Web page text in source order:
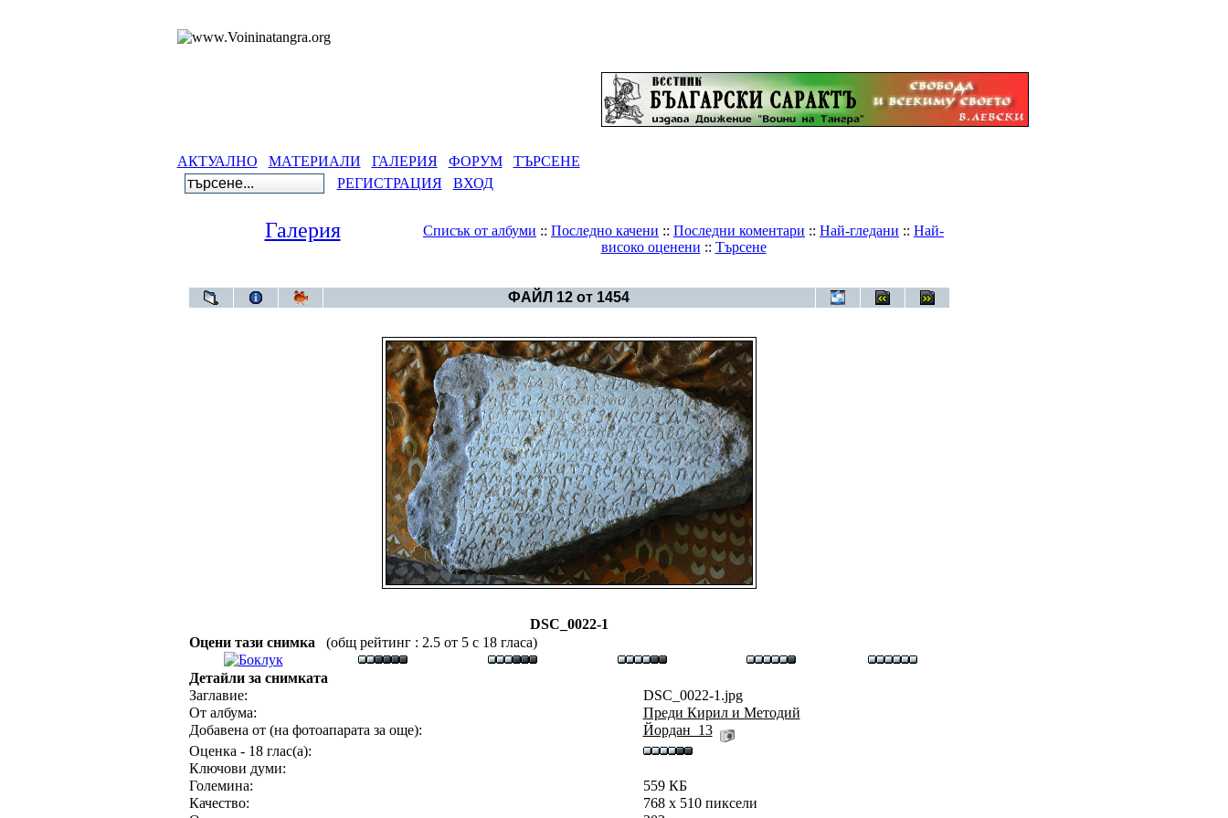
АКТУАЛНО МАТЕРИАЛИ ГАЛЕРИЯ ФОРУМ
ТЪРСЕНЕ
РЕГИСТРАЦИЯ
ВХОД
Галерия Списък от албуми :: Последно качени :: Последни коментари :: Най-гледани :: Най-
високо оценени :: Търсене
ФАЙЛ 12 от 1454
DSC_0022-1
Оцени тази снимка
(общ рейтинг : 2.5 от 5 с 18 гласа)
Детайли за снимката
Заглавие:
DSC_0022-1.jpg
От албума:
Преди Кирил и Методий
Добавена от (на фотоапарата за още):
Йордан_13
Оценка - 18 глас(а):
Ключови думи:
Големина:
559 КБ
Качество:
768 x 510 пиксели